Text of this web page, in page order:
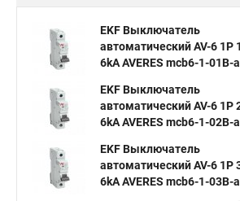
EKF Выключатель
автоматический AV-6 1P
6kA AVERES mcb6-1-01B-
EKF Выключатель
автоматический AV-6 1P
6kA AVERES mcb6-1-02B-
EKF Выключатель
автоматический AV-6 1P
6kA AVERES mcb6-1-03B-